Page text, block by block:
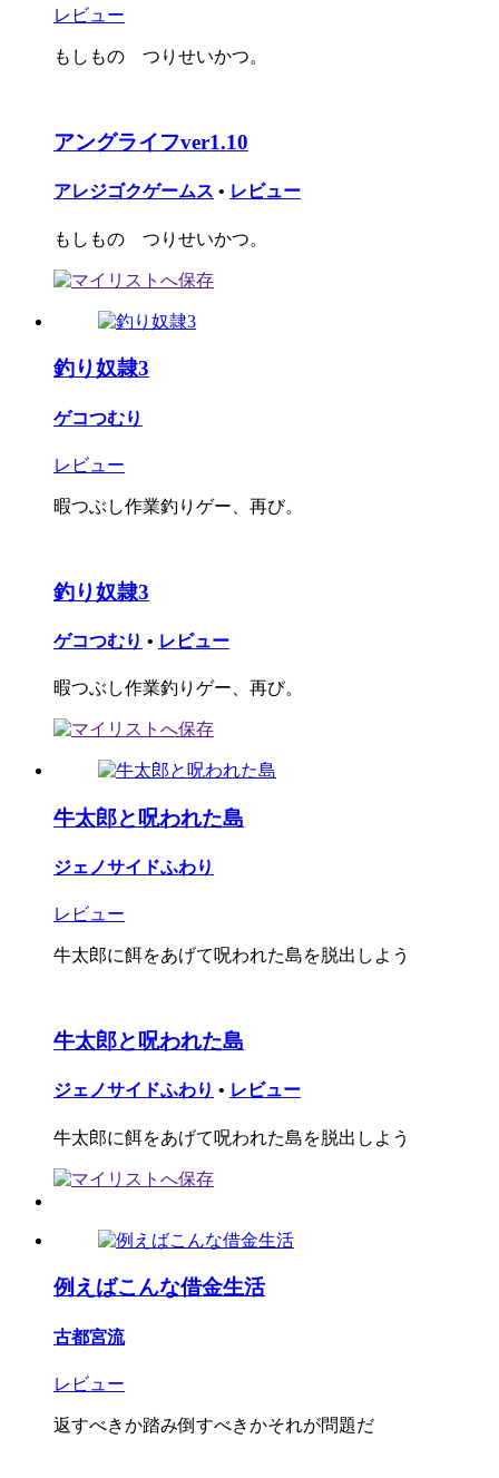
レビュー
もしもの つりせいかつ。
アングライフver1.10
アレジゴクゲームス • レビュー
もしもの つりせいかつ。
釣り奴隷3
ゲコつむり
レビュー
暇つぶし作業釣りゲー、再び。
釣り奴隷3
ゲコつむり • レビュー
暇つぶし作業釣りゲー、再び。
牛太郎と呪われた島
ジェノサイドふわり
レビュー
牛太郎に餌をあげて呪われた島を脱出しよう
牛太郎と呪われた島
ジェノサイドふわり • レビュー
牛太郎に餌をあげて呪われた島を脱出しよう
例えばこんな借金生活
古都宮流
レビュー
返すべきか踏み倒すべきかそれが問題だ